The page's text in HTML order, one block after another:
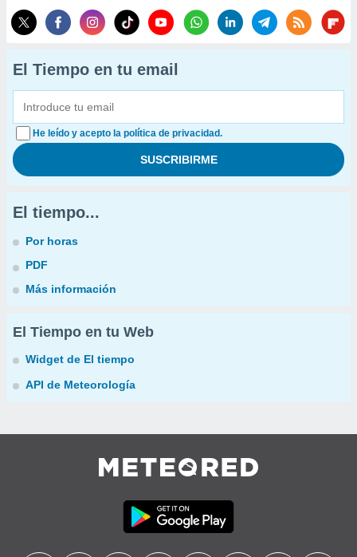
El Tiempo en tu email
He leído y acepto la política de privacidad.
El tiempo...
Por horas
PDF
Más información
El Tiempo en tu Web
Widget de El tiempo
API de Meteorología